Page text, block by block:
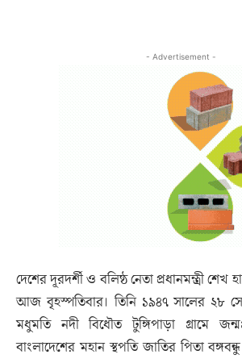
- Advertisement -
দেশের দূরদর্শী ও বলিষ্ঠ নেতা প্রধানমন্ত্রী শেখ
আজ বৃহস্পতিবার। তিনি ১৯৪৭ সালের ২৮
মধুমতি নদী বিধৌত টুঙ্গিপাড়া গ্রামে
বাংলাদেশের মহান স্থপতি জাতির পিতা